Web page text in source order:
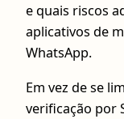
e quais riscos
aplicativos de
WhatsApp.
Em vez de se
verificação por